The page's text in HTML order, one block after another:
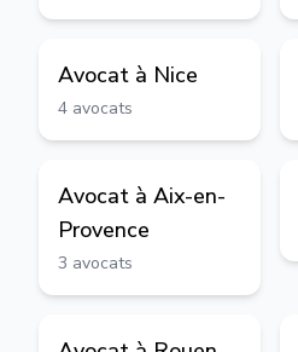
Avocat à Nice
4 avocats
Avocat à Aix-en-
Provence
3 avocats